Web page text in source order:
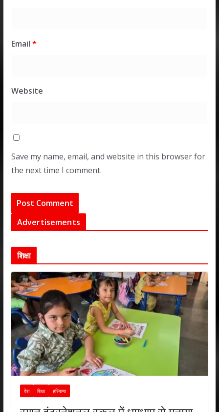
Email *
Website
Save my name, email, and website in this browser for
the next time I comment.
Advertisements
शिक्षा
देश शिक्षा हरियाणा